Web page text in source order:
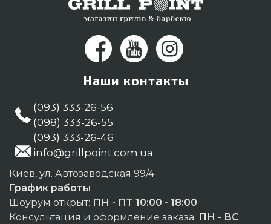
Наши контакты
(093) 333-26-56
(098) 333-26-55
(093) 333-26-46
info@grillpoint.com.ua
Киев, ул. Автозаводская 99/4
График работы
Шоурум открыт: ПН - ПТ 10:00 - 18:00
Консультация и оформление заказа: ПН - ВС